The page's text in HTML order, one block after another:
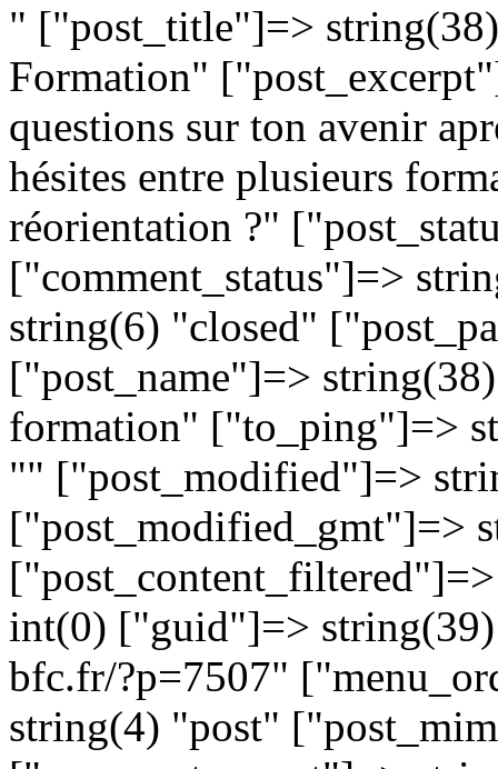
" ["post_title"]=>
Formation"
questions sur ton avenir
hésites entre plusieurs
réorientation ?"
["comment_status"]=>
string(6) "closed"
["post_name"]=>
formation" ["to_ping"]=>
"" ["post_modified"]=>
["post_modified_gmt"]=>
int(0) ["guid"]=>
bfc.fr/?p=7507"
string(4) "post"